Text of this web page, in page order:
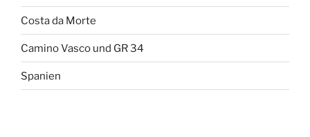
Costa da Morte
Camino Vasco und GR 34
Spanien